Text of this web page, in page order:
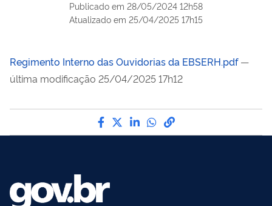
Publicado em 28/05/2024 12h58
Atualizado em 25/04/2025 17h15
Regimento Interno das Ouvidorias da EBSERH.pdf —
última modificação 25/04/2025 17h12
Compartilhe por Facebook
Compartilhe por Twitter
Compartilhe por
Compartilhe por
link para Copiar